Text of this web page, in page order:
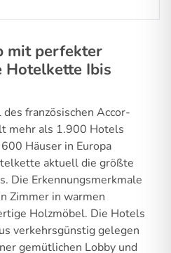
mit perfekter
Hotelkette Ibis
französischen Accor-
mehr als 1.900 Hotels
Häuser in Europa
aktuell die größte
Die Erkennungsmerkmale
Zimmer in warmen
Holzmöbel. Die Hotels
verkehrsgünstig gelegen
gemütlichen Lobby und